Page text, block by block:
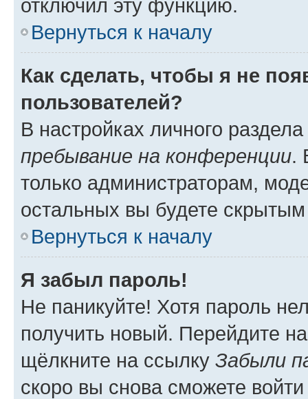
отключил эту функцию.
Вернуться к началу
Как сделать, чтобы я не
пользователей?
В настройках личного
пребывание на конференции.
только администраторам,
остальных вы будете
Вернуться к началу
Я забыл пароль!
Не паникуйте! Хотя пароль
получить новый. Перейдите
щёлкните на ссылку Забыли
скоро вы снова сможете